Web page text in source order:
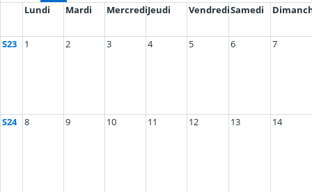
Lundi
Mardi MercrediJeudi VendrediSamedi
S23 1 2 3 4 5 6 7
S24 8 9 10 11 12 13 14